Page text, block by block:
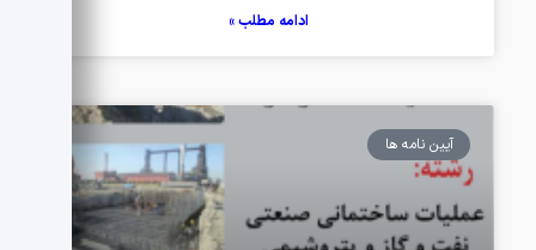
ادامه مطلب »
آیین نامه ها